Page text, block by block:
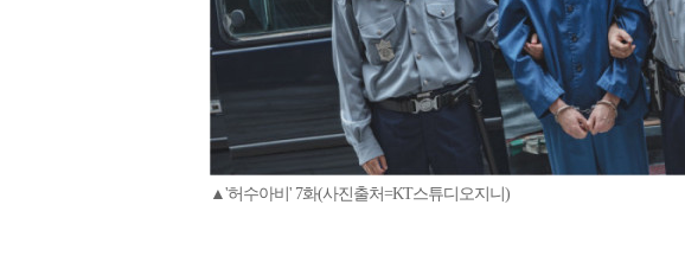
▲'허수아비' 7화(사진출처=KT스튜디오지니)